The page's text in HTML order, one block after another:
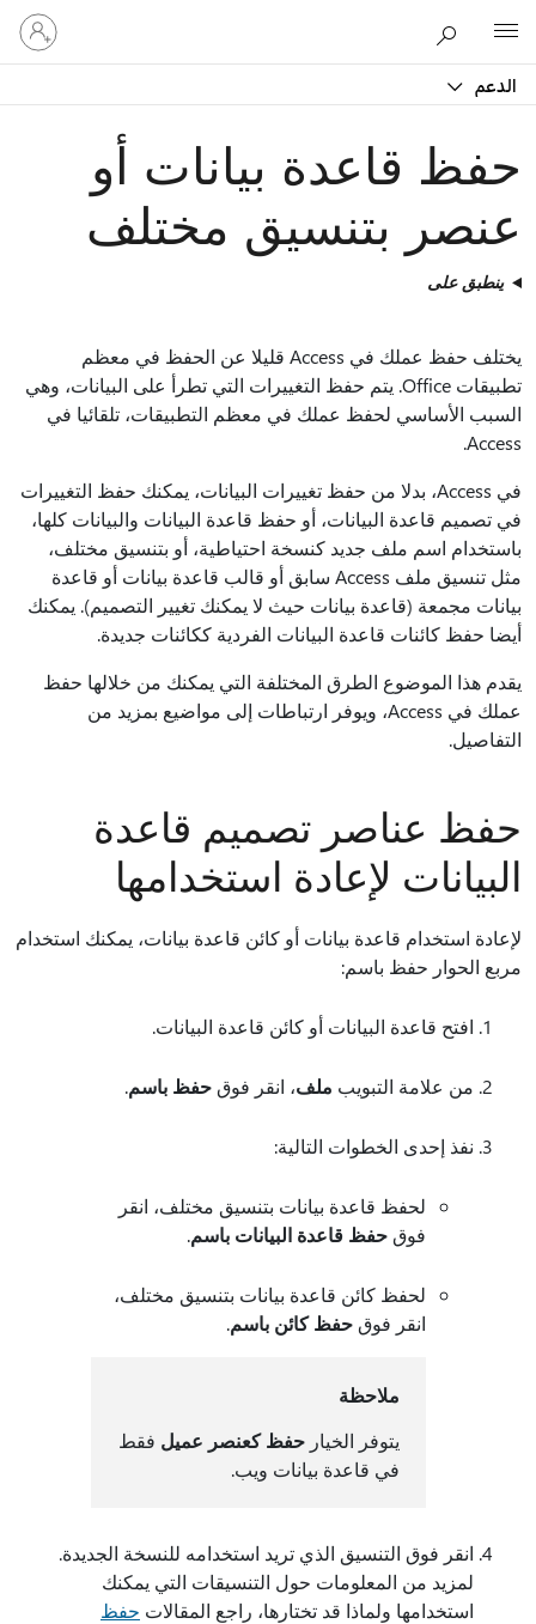
الدعم
تسجيل
الدخول
إلى
حفظ قاعدة بيانات أو
عنصر بتنسيق مختلف
ينطبق على
يختلف حفظ عملك في Access قليلا عن الحفظ في معظم
تطبيقات Office. يتم حفظ التغييرات التي تطرأ على البيانات، وهي
السبب الأساسي لحفظ عملك في معظم التطبيقات، تلقائيا في
Access.
في Access، بدلا من حفظ تغييرات البيانات، يمكنك حفظ التغييرات
في تصميم قاعدة البيانات، أو حفظ قاعدة البيانات والبيانات كلها،
باستخدام اسم ملف جديد كنسخة احتياطية، أو بتنسيق مختلف،
مثل تنسيق ملف Access سابق أو قالب قاعدة بيانات أو قاعدة
بيانات مجمعة (قاعدة بيانات حيث لا يمكنك تغيير التصميم). يمكنك
أيضا حفظ كائنات قاعدة البيانات الفردية ككائنات جديدة.
يقدم هذا الموضوع الطرق المختلفة التي يمكنك من خلالها حفظ
عملك في Access، ويوفر ارتباطات إلى مواضيع بمزيد من
التفاصيل.
حفظ عناصر تصميم قاعدة
البيانات لإعادة استخدامها
لإعادة استخدام قاعدة بيانات أو كائن قاعدة بيانات، يمكنك استخدام
مربع الحوار حفظ باسم:
افتح قاعدة البيانات أو كائن قاعدة البيانات.
من علامة التبويب ملف، انقر فوق حفظ باسم.
نفذ إحدى الخطوات التالية:
لحفظ قاعدة بيانات بتنسيق مختلف، انقر
فوق حفظ قاعدة البيانات باسم.
لحفظ كائن قاعدة بيانات بتنسيق مختلف،
انقر فوق حفظ كائن باسم.
ملاحظة
يتوفر الخيارحفظ كعنصر عميل فقط
في قاعدة بيانات ويب.
انقر فوق التنسيق الذي تريد استخدامه للنسخة الجديدة.
لمزيد من المعلومات حول التنسيقات التي يمكنك
استخدامها ولماذا قد تختارها، راجع المقالات حفظ